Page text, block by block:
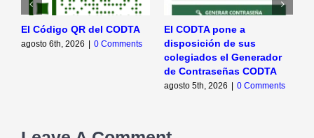
El Código QR del CODTA
agosto 6th, 2026 | 0 Comments
El CODTA pone a
disposición de sus
colegiados el Generador
de Contraseñas CODTA
agosto 5th, 2026 | 0 Comments